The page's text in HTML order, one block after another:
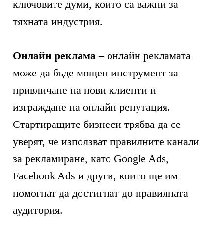
ключовите думи, които са важни за
тяхната индустрия.
Онлайн реклама – онлайн рекламата
може да бъде мощен инструмент за
привличане на нови клиенти и
изграждане на онлайн репутация.
Стартиращите бизнеси трябва да се
уверят, че използват правилните канали
за рекламиране, като Google Ads,
Facebook Ads и други, които ще им
помогнат да достигнат до правилната
аудитория.